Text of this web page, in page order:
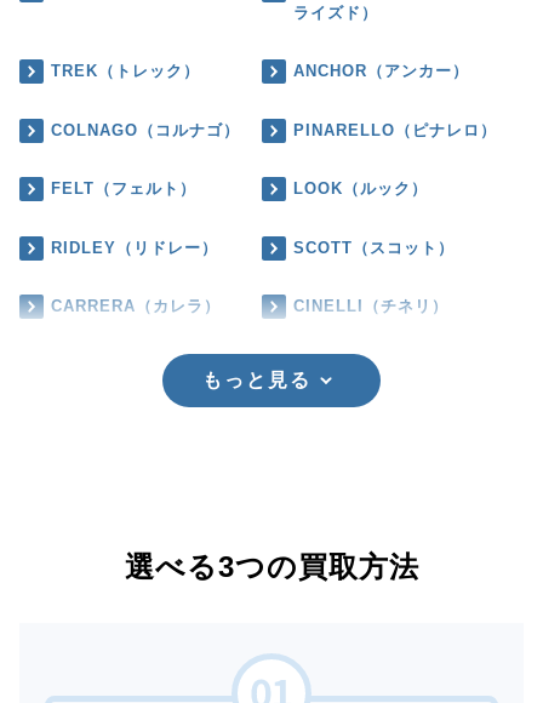
ライズド）
TREK（トレック） ANCHOR（アンカー）
COLNAGO（コルナゴ） PINARELLO（ピナレロ）
FELT（フェルト） LOOK（ルック）
RIDLEY（リドレー） SCOTT（スコット）
CARRERA（カレラ） CINELLI（チネリ）
もっと見る
選べる3つの買取方法